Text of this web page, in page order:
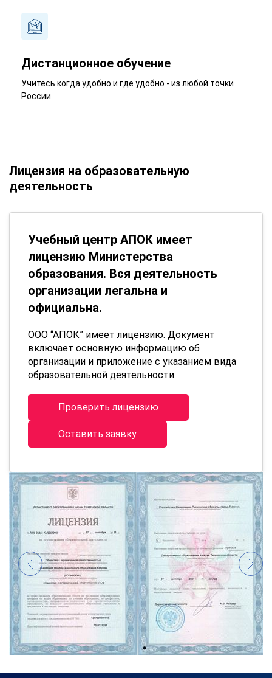
Дистанционное обучение
Учитесь когда удобно и где удобно - из любой точки
России
Лицензия на образовательную
деятельность
Учебный центр АПОК имеет
лицензию Министерства
образования. Вся деятельность
организации легальна и
официальна.
ООО “АПОК” имеет лицензию. Документ
включает основную информацию об
организации и приложение с указанием вида
образовательной деятельности.
Проверить лицензию
Оставить заявку